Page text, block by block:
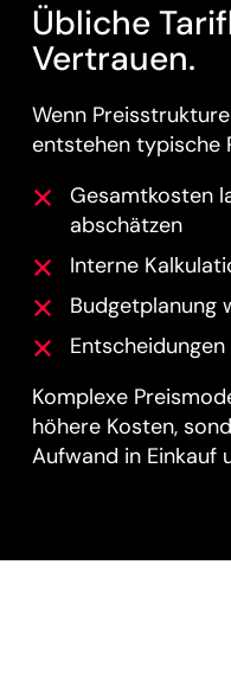
Übliche
Vertrauen.
Wenn
entstehen typische
Gesamtkosten
abschätzen
Interne
Budgetplanung
Komplexe
höhere Kosten,
Aufwand in Einkauf